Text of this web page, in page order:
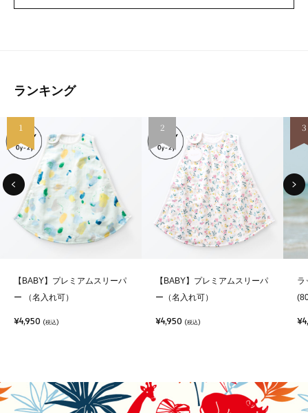
ランキング
1
【BABY】プレミアムスリーパ
ー （名入れ可）
¥4,950 (税込)
2
【BABY】プレミアムスリーパ
ー（名入れ可）
¥4,950 (税込)
3
ラ